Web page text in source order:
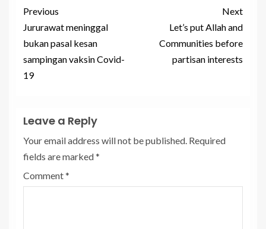
Previous
Jururawat meninggal
bukan pasal kesan
sampingan vaksin Covid-
19
Next
Let’s put Allah and
Communities before
partisan interests
Leave a Reply
Your email address will not be published. Required
fields are marked*
Comment*